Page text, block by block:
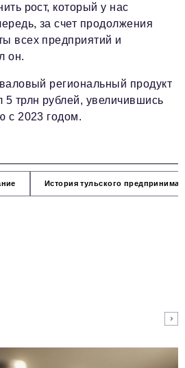
рост, который у нас
за счет продолжения
всех предприятий и
он.
региональный продукт
5 трлн рублей, увеличившись
с 2023 годом.
История тульского